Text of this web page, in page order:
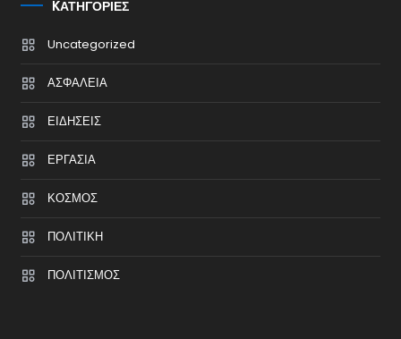
KΑΤΗΓΟΡΊΕΣ
Uncategorized
ΑΣΦΑΛΕΙΑ
ΕΙΔΗΣΕΙΣ
ΕΡΓΑΣΙΑ
ΚΟΣΜΟΣ
ΠΟΛΙΤΙΚΗ
ΠΟΛΙΤΙΣΜΟΣ